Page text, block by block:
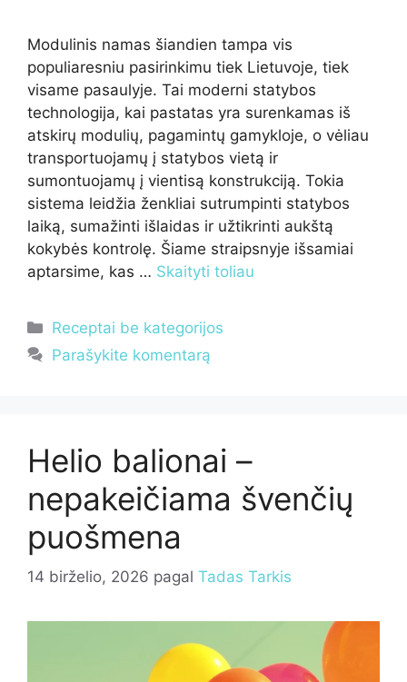
Modulinis namas šiandien tampa vis
populiaresniu pasirinkimu tiek Lietuvoje, tiek
visame pasaulyje. Tai moderni statybos
technologija, kai pastatas yra surenkamas iš
atskirų modulių, pagamintų gamykloje, o vėliau
transportuojamų į statybos vietą ir
sumontuojamų į vientisą konstrukciją. Tokia
sistema leidžia ženkliai sutrumpinti statybos
laiką, sumažinti išlaidas ir užtikrinti aukštą
kokybės kontrolę. Šiame straipsnyje išsamiai
aptarsime, kas … Skaityti toliau
Kategorijos
Receptai be kategorijos
Parašykite komentarą
Helio balionai –
nepakeičiama švenčių
puošmena
14 birželio, 2026 pagal Tadas Tarkis